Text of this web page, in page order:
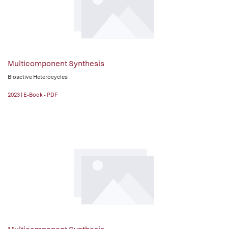
Multicomponent Synthesis
Bioactive Heterocycles
2023 | E-Book - PDF